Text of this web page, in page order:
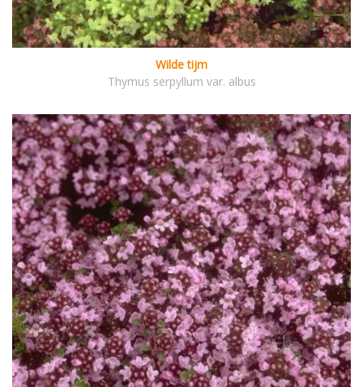
Wilde tijm
Thymus serpyllum var. albus